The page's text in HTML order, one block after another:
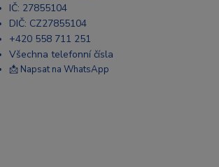
IČ: 27855104
DIČ: CZ27855104
+420 558 711 251
Všechna telefonní čísla
📩 Napsat na WhatsApp